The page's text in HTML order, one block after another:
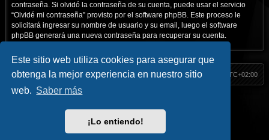
Este sitio web utiliza cookies para asegurar que
obtenga la mejor experiencia en nuestro sitio
web. Saber más
¡Lo entiendo!
contraseña. Si olvidó la contraseña de su cuenta, puede usar el servicio
“Olvidé mi contraseña” provisto por el software phpBB. Este proceso le
solicitará ingresar su nombre de usuario y su email, luego el software
phpBB generará una nueva contraseña para recuperar su cuenta.
HackM365 Índice Todos los horarios son UTC+02:00
// Youtube // Telegram